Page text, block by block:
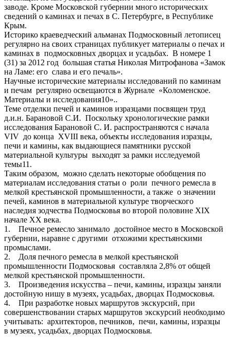
заводе. Кроме Московской губернии много исторических
сведений о каминах и печах в С. Петербурге, в Республике
Крым.
Историко краеведческий альманах Подмосковный летописец
регулярно на своих страницах публикует материалы о печах и
каминах в подмосковных дворцах и усадьбах. В номере 1
(31) за 2012 год большая статья Николая Митрофанова «Замок
на Ламе: его слава и его печаль».
Научные исторические материалы исследований по каминам
и печам регулярно освещаются в Журнале «Коломенское.
Материалы и исследования10»..
Теме отделки печей и каминов изразцами посвящен труд
д.и.н. Барановой С.И. Поскольку хронологические рамки
исследования Барановой C. И. распространяются с начала
VIV до конца XVIII века, объекты исследования изразцы,
печи и камины, как выдающиеся памятники русской
материальной культуры выходят за рамки исследуемой
темы11.
Таким образом, можно сделать некоторые обобщения по
материалам исследования статьи о роли печного ремесла в
мелкой крестьянской промышленности, а также о значении
печей, каминов в материальной культуре творческого
наследия зодчества Подмосковья во второй половине XIX
начале XX века.
1. Печное ремесло занимало достойное место в Московской
губернии, наравне с другими отхожими крестьянскими
промыслами.
2. Доля печного ремесла в мелкой крестьянской
промышленности Подмосковья составляла 2,8% от общей
мелкой крестьянской промышленности.
3. Произведения искусства – печи, камины, изразцы заняли
достойную нишу в музеях, усадьбах, дворцах Подмосковья.
4. При разработке новых маршрутов экскурсий, при
совершенствовании старых маршрутов экскурсий необходимо
учитывать: архитекторов, печников, печи, камины, изразцы
в музеях, усадьбах, дворцах Подмосковья.